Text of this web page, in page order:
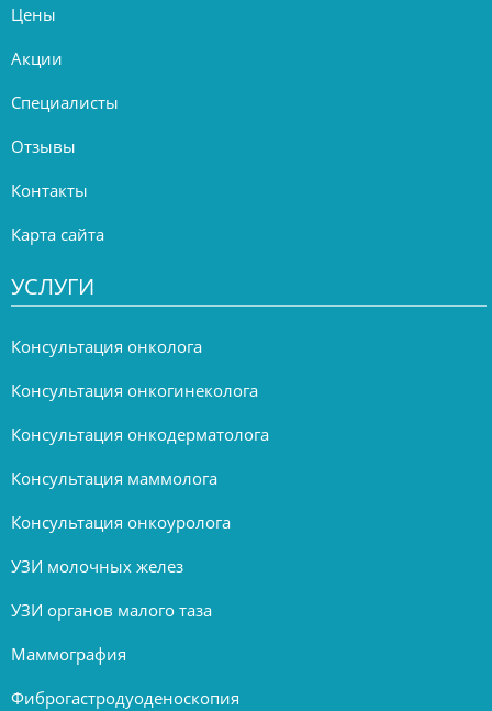
Цены
Акции
Специалисты
Отзывы
Контакты
Карта сайта
УСЛУГИ
Консультация онколога
Консультация онкогинеколога
Консультация онкодерматолога
Консультация маммолога
Консультация онкоуролога
УЗИ молочных желез
УЗИ органов малого таза
Маммография
Фиброгастродуоденоскопия